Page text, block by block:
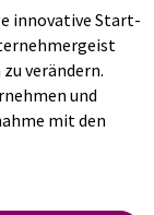
innovative Start-
verändern.
und
mit den